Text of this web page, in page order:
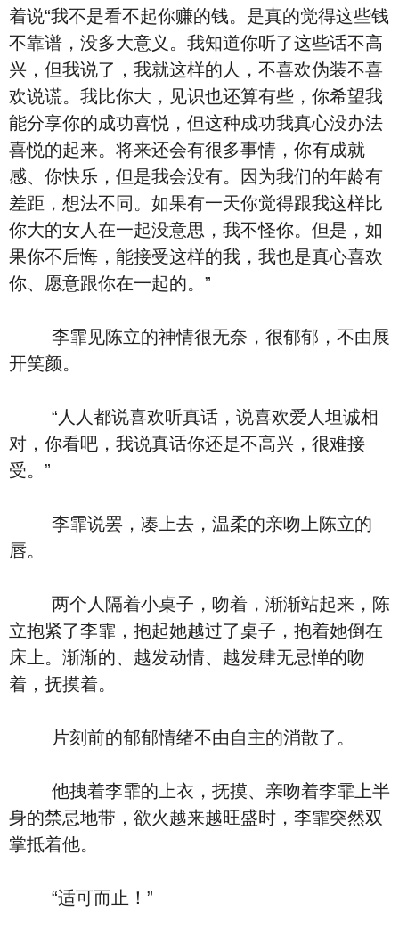
着说“我不是看不起你赚的钱。是真的觉得这些钱
不靠谱，没多大意义。我知道你听了这些话不高
兴，但我说了，我就这样的人，不喜欢伪装不喜
欢说谎。我比你大，见识也还算有些，你希望我
能分享你的成功喜悦，但这种成功我真心没办法
喜悦的起来。将来还会有很多事情，你有成就
感、你快乐，但是我会没有。因为我们的年龄有
差距，想法不同。如果有一天你觉得跟我这样比
你大的女人在一起没意思，我不怪你。但是，如
果你不后悔，能接受这样的我，我也是真心喜欢
你、愿意跟你在一起的。”
李霏见陈立的神情很无奈，很郁郁，不由展
开笑颜。
“人人都说喜欢听真话，说喜欢爱人坦诚相
对，你看吧，我说真话你还是不高兴，很难接
受。”
李霏说罢，凑上去，温柔的亲吻上陈立的
唇。
两个人隔着小桌子，吻着，渐渐站起来，陈
立抱紧了李霏，抱起她越过了桌子，抱着她倒在
床上。渐渐的、越发动情、越发肆无忌惮的吻
着，抚摸着。
片刻前的郁郁情绪不由自主的消散了。
他拽着李霏的上衣，抚摸、亲吻着李霏上半
身的禁忌地带，欲火越来越旺盛时，李霏突然双
掌抵着他。
“适可而止！”